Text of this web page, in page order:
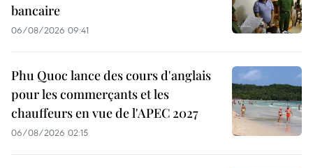
bancaire
06/08/2026 09:41
Phu Quoc lance des cours d'anglais
pour les commerçants et les
chauffeurs en vue de l'APEC 2027
06/08/2026 02:15